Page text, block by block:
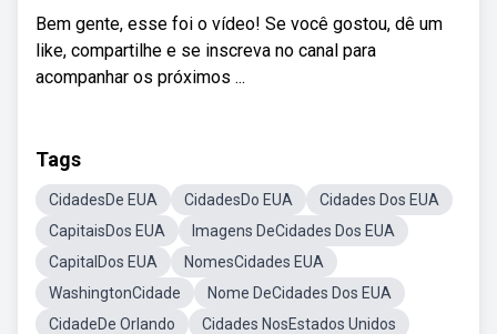
Bem gente, esse foi o vídeo! Se você gostou, dê um
like, compartilhe e se inscreva no canal para
acompanhar os próximos ...
Tags
CidadesDe EUA CidadesDo EUA
Cidades Dos EUA
CapitaisDos EUA
Imagens DeCidades Dos EUA
CapitalDos EUA
NomesCidades EUA
WashingtonCidade
Nome DeCidades Dos EUA
CidadeDe Orlando
Cidades NosEstados Unidos